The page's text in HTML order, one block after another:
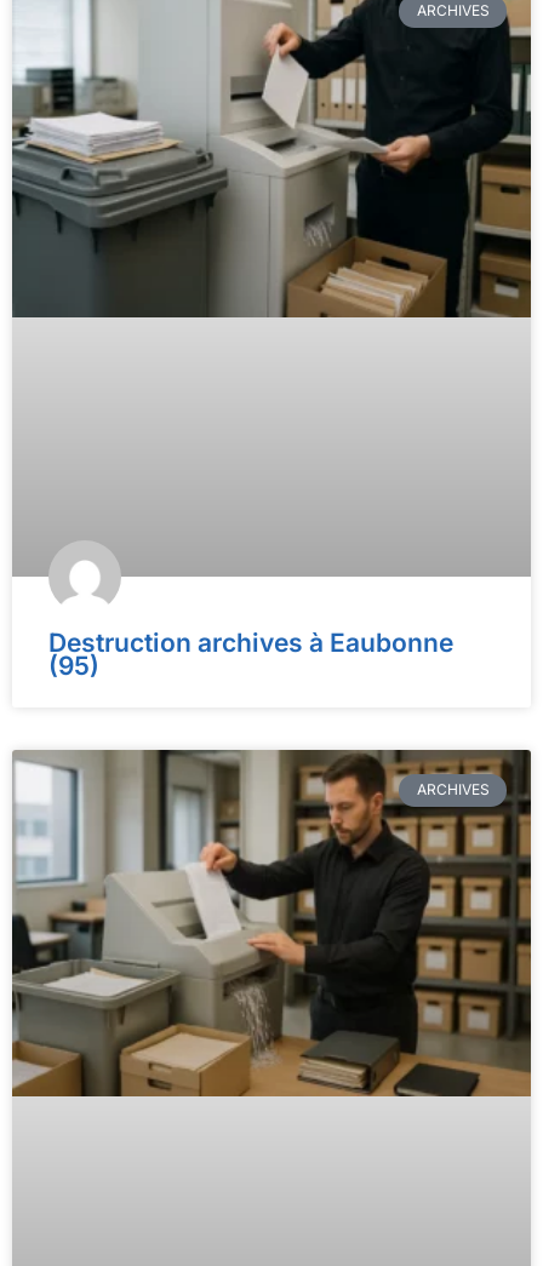
ARCHIVES
Destruction archives à Eaubonne
(95)
ARCHIVES